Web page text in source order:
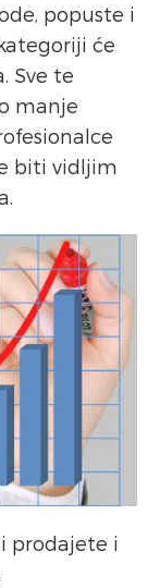
popuste i
će
Sve te
manje
biti vidljim
prodajete i